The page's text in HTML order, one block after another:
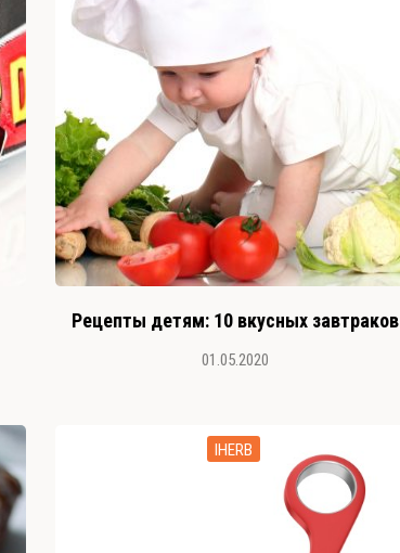
Рецепты детям: 10 вкусных завтраков
01.05.2020
IHERB